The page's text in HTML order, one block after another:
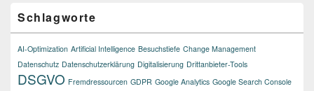
Schlagworte
AI-Optimization Artificial Intelligence Besuchstiefe Change Management
Datenschutz Datenschutzerklärung Digitalisierung Drittanbieter-Tools
DSGVO Fremdressourcen GDPR Google Analytics Google Search Console